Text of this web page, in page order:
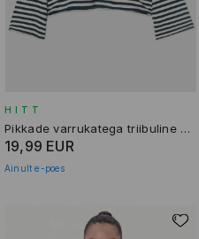
HITT
Pikkade varrukatega triibuline T-särk
19,99 EUR
Ainult e-poes